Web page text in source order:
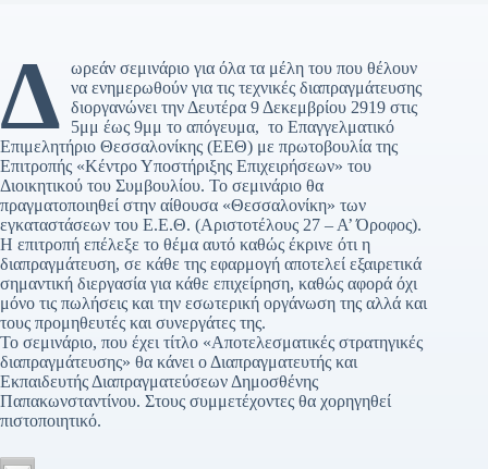
Δ ωρεάν σεμινάριο για όλα τα μέλη του που θέλουν
να ενημερωθούν για τις τεχνικές διαπραγμάτευσης
διοργανώνει την Δευτέρα 9 Δεκεμβρίου 2919 στις
5μμ έως 9μμ το απόγευμα, το Επαγγελματικό
Επιμελητήριο Θεσσαλονίκης (ΕΕΘ) με πρωτοβουλία της
Επιτροπής «Κέντρο Υποστήριξης Επιχειρήσεων» του
Διοικητικού του Συμβουλίου. Το σεμινάριο θα
πραγματοποιηθεί στην αίθουσα «Θεσσαλονίκη» των
εγκαταστάσεων του Ε.Ε.Θ. (Αριστοτέλους 27 – Α’ Όροφος).
Η επιτροπή επέλεξε το θέμα αυτό καθώς έκρινε ότι η
διαπραγμάτευση, σε κάθε της εφαρμογή αποτελεί εξαιρετικά
σημαντική διεργασία για κάθε επιχείρηση, καθώς αφορά όχι
μόνο τις πωλήσεις και την εσωτερική οργάνωση της αλλά και
τους προμηθευτές και συνεργάτες της.
Το σεμινάριο, που έχει τίτλο «Αποτελεσματικές στρατηγικές
διαπραγμάτευσης» θα κάνει ο Διαπραγματευτής και
Εκπαιδευτής Διαπραγματεύσεων Δημοσθένης
Παπακωνσταντίνου. Στους συμμετέχοντες θα χορηγηθεί
πιστοποιητικό.